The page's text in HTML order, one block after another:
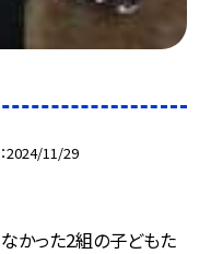
2024/11/29
かった2組の子どもた